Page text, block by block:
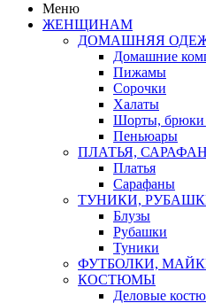
Меню
ЖЕНЩИНАМ
ДОМАШНЯЯ
Домашние
Пижамы
Сорочки
Халаты
Шорты, брюки
Пеньюары
ПЛАТЬЯ,
Платья
Сарафаны
ТУНИКИ,
Блузы
Рубашки
Туники
ФУТБОЛКИ,
КОСТЮМЫ
Деловые